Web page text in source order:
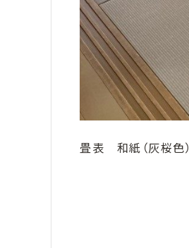
畳表 和紙（灰桜色）